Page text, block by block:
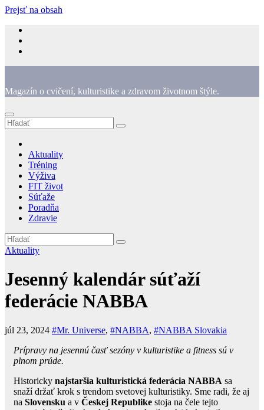
Prejsť na obsah
Magazín o cvičení, kulturistike a zdravom životnom štýle.
Aktuality
Tréning
Výživa
FIT život
Súťaže
Poradňa
Zdravie
Aktuality
Jesenný kalendár súťaží
federácie NABBA
júl 23, 2024 #Mr. Universe, #NABBA, #NABBA Slovakia
Prípravy na jesennú časť sezóny v kulturistike a fitness sú v
plnom prúde.
Historicky najstaršia kulturistická federácia NABBA sa
snaží držať krok s trendom svetovej kulturistiky. Sme radi, že aj
na Slovensku a v Českej Republike stoja na čele tejto